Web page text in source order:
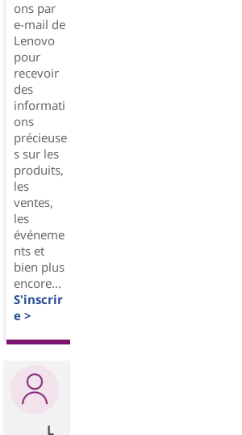
ons par
e-mail de
Lenovo
pour
recevoir
des
informati
ons
précieuse
s sur les
produits,
les
ventes,
les
événeme
nts et
bien plus
encore...
S'inscrir
e >
L